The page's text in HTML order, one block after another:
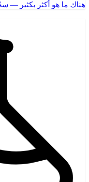
هناك ما هو أكثر بكثير —